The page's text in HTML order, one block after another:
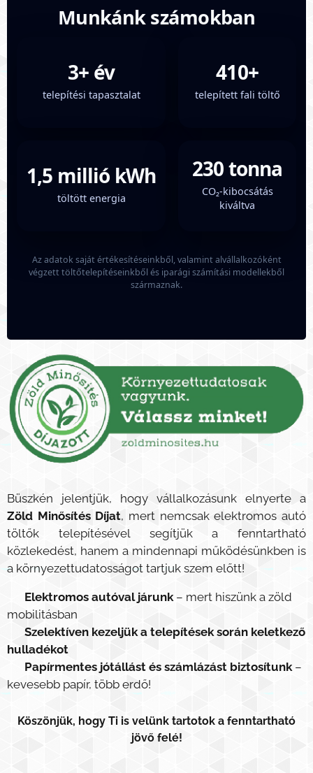
Munkánk számokban
3+ év
telepítési tapasztalat
410+
telepített fali töltő
1,5 millió kWh
töltött energia
230 tonna
CO₂-kibocsátás
kiváltva
Az adatok saját értékesítéseinkből, valamint alvállalkozóként
végzett töltőtelepítéseinkből és iparági számítási modellekből
származnak.
Büszkén jelentjük, hogy vállalkozásunk elnyerte a
Zöld Minősítés Díjat, mert nemcsak elektromos autó
töltők telepítésével segítjük a fenntartható
közlekedést, hanem a mindennapi működésünkben is
a környezettudatosságot tartjuk szem előtt!
Elektromos autóval járunk – mert hiszünk a zöld
mobilitásban
Szelektíven kezeljük a telepítések során keletkező
hulladékot
Papírmentes jótállást és számlázást biztosítunk –
kevesebb papír, több erdő! 🌳
Köszönjük, hogy Ti is velünk tartotok a fenntartható
jövő felé!